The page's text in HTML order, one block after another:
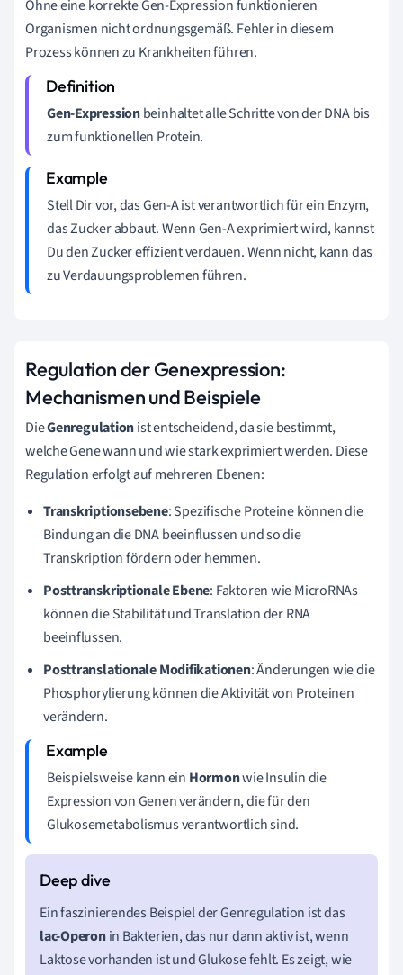
Ohne eine korrekte Gen-Expression funktionieren
Organismen nicht ordnungsgemäß. Fehler in diesem
Prozess können zu Krankheiten führen.
Gen-Expressionbeinhaltet alle Schritte von der DNA bis
zum funktionellen Protein.
Stell Dir vor, das Gen-A ist verantwortlich für ein Enzym,
das Zucker abbaut. Wenn Gen-A exprimiert wird, kannst
Du den Zucker effizient verdauen. Wenn nicht, kann das
zu Verdauungsproblemen führen.
Regulation der Genexpression:
Mechanismen und Beispiele
DieGenregulationist entscheidend, da sie bestimmt,
welche Gene wann und wie stark exprimiert werden. Diese
Regulation erfolgt auf mehreren Ebenen:
Transkriptionsebene: Spezifische Proteine können die
Bindung an die DNA beeinflussen und so die
Transkription fördern oder hemmen.
Posttranskriptionale Ebene: Faktoren wie MicroRNAs
können die Stabilität und Translation der RNA
beeinflussen.
Posttranslationale Modifikationen: Änderungen wie die
Phosphorylierung können die Aktivität von Proteinen
verändern.
Beispielsweise kann ein Hormonwie Insulin die
Expression von Genen verändern, die für den
Glukosemetabolismus verantwortlich sind.
Ein faszinierendes Beispiel der Genregulation ist das
lac-Operonin Bakterien, das nur dann aktiv ist, wenn
Laktose vorhanden ist und Glukose fehlt. Es zeigt, wie